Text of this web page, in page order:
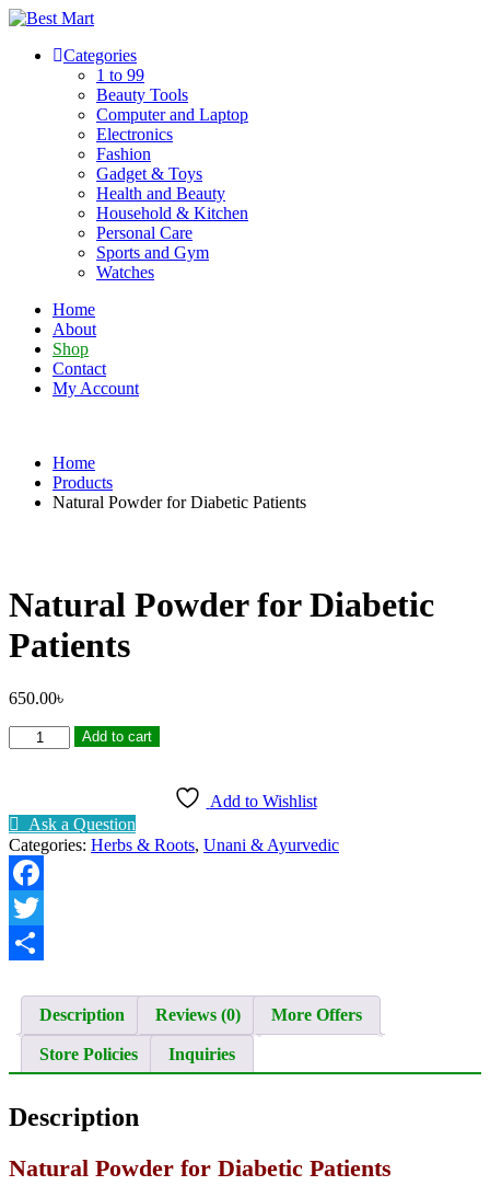
Skip
content Categories
1 to 99
Beauty Tools
Computer and Laptop
Electronics
Fashion
Gadget & Toys
Health and Beauty
Household & Kitchen
Personal Care
Sports and Gym
Watches
Home
About
Shop
Contact
My Account
Home
Products
Natural Powder for Diabetic Patients
Natural Powder for Diabetic
Patients
650.00৳
Natural
Powder
Patients
quantity
Add to cart
Add to Wishlist
Ask a Question
Categories: Herbs & Roots, Unani & Ayurvedic
Facebook
Twitter
Description
Reviews (0) More Offers
Store Policies Inquiries
Description
Natural Powder for Diabetic Patients